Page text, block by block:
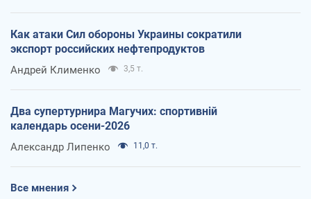
Как атаки Сил обороны Украины сократили
экспорт российских нефтепродуктов
Андрей Клименко 3,5 т.
Два супертурнира Магучих: спортивній
календарь осени-2026
Александр Липенко 11,0 т.
Все мнения